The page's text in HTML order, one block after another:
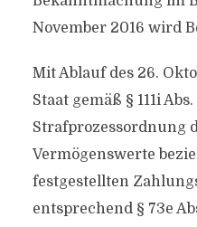
November 2016 wird
Mit Ablauf des 26.
Staat gemäß § 111i Abs.
Strafprozessordnung
Vermögenswerte
festgestellten
entsprechend § 73e